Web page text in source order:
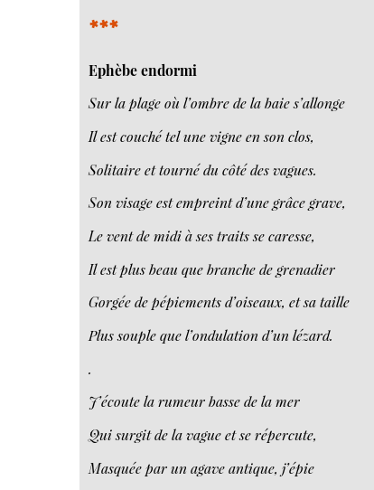
***
Ephèbe endormi
Sur la plage où l’ombre de la baie s’allonge
Il est couché tel une vigne en son clos,
Solitaire et tourné du côté des vagues.
Son visage est empreint d’une grâce grave,
Le vent de midi à ses traits se caresse,
Il est plus beau que branche de grenadier
Gorgée de pépiements d’oiseaux, et sa taille
Plus souple que l’ondulation d’un lézard.
.
J’écoute la rumeur basse de la mer
Qui surgit de la vague et se répercute,
Masquée par un agave antique, j’épie